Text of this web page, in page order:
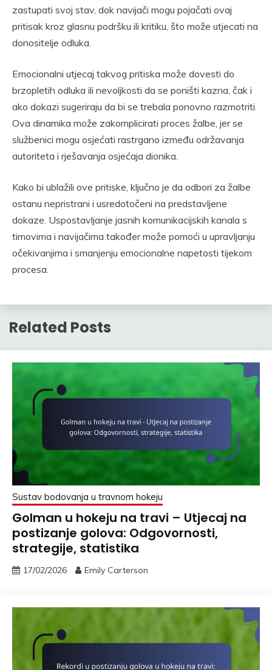
zastupati svoj stav, dok navijači mogu pojačati ovaj
pritisak kroz glasnu podršku ili kritiku, što može utjecati na
donositelje odluka.
Emocionalni utjecaj takvog pritiska može dovesti do
brzopletih odluka ili nevoljkosti da se poništi kazna, čak i
ako dokazi sugeriraju da bi se trebala ponovno razmotriti.
Ova dinamika može zakomplicirati proces žalbe, jer se
službenici mogu osjećati rastrgano između održavanja
autoriteta i rješavanja osjećaja dionika.
Kako bi ublažili ove pritiske, ključno je da odbori za žalbe
ostanu nepristrani i usredotočeni na predstavljene
dokaze. Uspostavljanje jasnih komunikacijskih kanala s
timovima i navijačima također može pomoći u upravljanju
očekivanjima i smanjenju emocionalne napetosti tijekom
procesa.
Related Posts
Sustav bodovanja u travnom hokeju
Golman u hokeju na travi – Utjecaj na
postizanje golova: Odgovornosti,
strategije, statistika
17/02/2026 Emily Carterson